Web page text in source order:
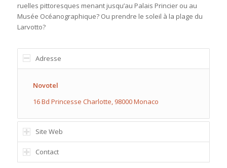
ruelles pittoresques menant jusqu’au Palais Princier ou au
Musée Océanographique? Ou prendre le soleil à la plage du
Larvotto?
Adresse
Novotel
16 Bd Princesse Charlotte, 98000 Monaco
Site Web
Contact